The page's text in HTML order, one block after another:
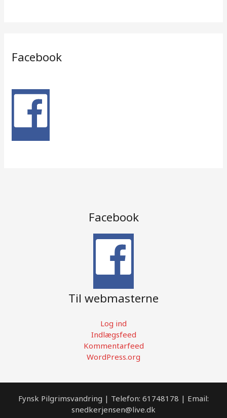
Facebook
Facebook
Til webmasterne
Log ind
Indlægsfeed
Kommentarfeed
WordPress.org
Fynsk Pilgrimsvandring | Telefon: 61748178 | Email:
snedkerjensen@live.dk